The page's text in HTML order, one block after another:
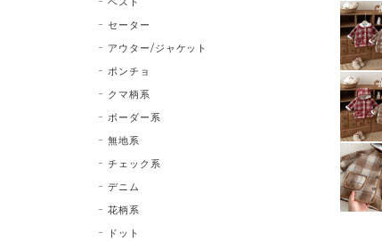
セーター
アウター/ジャケット
ポンチョ
クマ柄系
ボーダー系
無地系
チェック系
デニム
花柄系
ドット